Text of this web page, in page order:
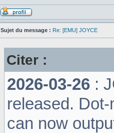
Sujet du message : Re: [EMU] JOYCE
Citer :
2026-03-26 :
released.
can now